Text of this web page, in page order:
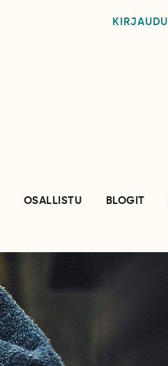
KIRJAUDU
OSALLISTU BLOGIT